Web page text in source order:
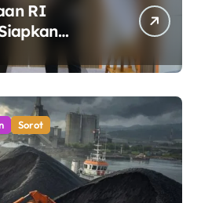
RI
Jaksa
Sorot